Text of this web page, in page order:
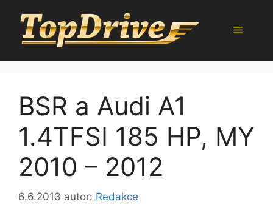
obsah
Menu
BSR a Audi A1
1.4TFSI 185 HP, MY
2010 – 2012
6.6.2013 autor: Redakce